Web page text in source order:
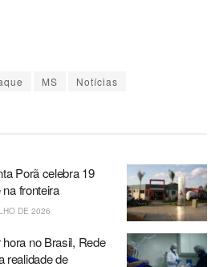
MS Notícias
Porã celebra 19
fronteira
DE 2026
no Brasil, Rede
realidade de